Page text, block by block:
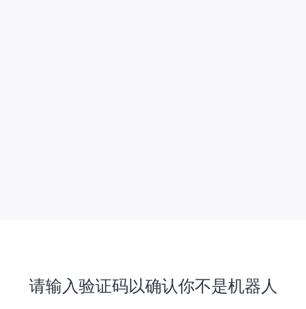
请输入验证码以确认你不是机器人